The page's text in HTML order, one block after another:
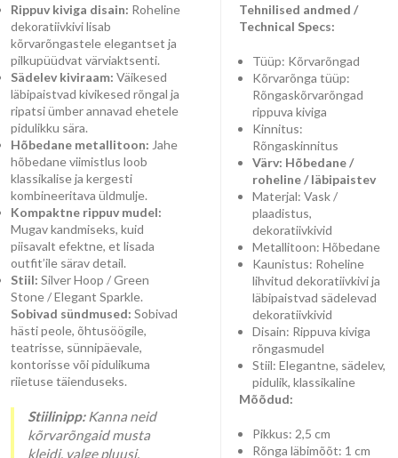
Rippuv kiviga disain: Roheline
dekoratiivkivi lisab
kõrvarõngastele elegantset ja
pilkupüüdvat värviaktsenti.
Sädelev kiviraam: Väikesed
läbipaistvad kivikesed rõngal ja
ripatsi ümber annavad ehetele
pidulikku sära.
Hõbedane metallitoon: Jahe
hõbedane viimistlus loob
klassikalise ja kergesti
kombineeritava üldmulje.
Kompaktne rippuv mudel:
Mugav kandmiseks, kuid
piisavalt efektne, et lisada
outfit’ile särav detail.
Stiil: Silver Hoop / Green
Stone / Elegant Sparkle.
Sobivad sündmused: Sobivad
hästi peole, õhtusöögile,
teatrisse, sünnipäevale,
kontorisse või pidulikuma
riietuse täienduseks.
Stiilinipp:Kanna neid
kõrvarõngaid musta
kleidi, valge pluusi,
Tehnilised andmed /
Technical Specs:
Tüüp: Kõrvarõngad
Kõrvarõnga tüüp:
Rõngaskõrvarõngad
rippuva kiviga
Kinnitus:
Rõngaskinnitus
Värv: Hõbedane /
roheline / läbipaistev
Materjal: Vask /
plaadistus,
dekoratiivkivid
Metallitoon: Hõbedane
Kaunistus: Roheline
lihvitud dekoratiivkivi ja
läbipaistvad sädelevad
dekoratiivkivid
Disain: Rippuva kiviga
rõngasmudel
Stiil: Elegantne, sädelev,
pidulik, klassikaline
Mõõdud:
Pikkus: 2,5 cm
Rõnga läbimõõt: 1 cm